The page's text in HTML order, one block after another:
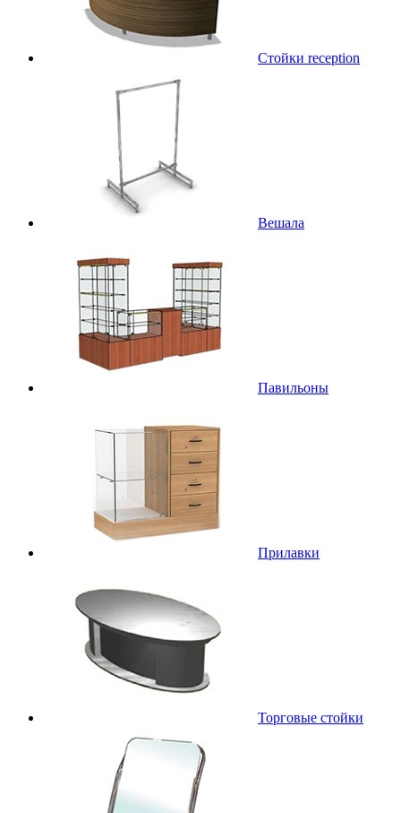
Стойки reception
Вешала
Павильоны
Прилавки
Торговые стойки